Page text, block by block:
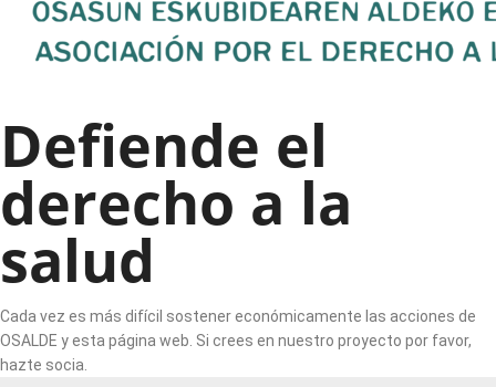
Defiende el
derecho a la
salud
Cada vez es más difícil sostener económicamente las acciones de
OSALDE y esta página web. Si crees en nuestro proyecto por favor,
hazte socia.